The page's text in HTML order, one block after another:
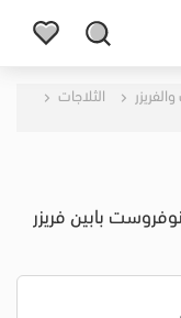
الثلاجات
ثلاجه تورنيدو 304 لتر RF-33FTV-DST نوفروست بابين فريزر